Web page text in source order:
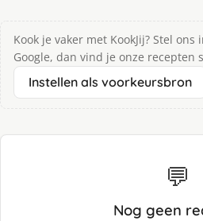
Kook je vaker met KookJij? Stel
Google, dan vind je onze recepten
Instellen als voorkeursbron
💬
Nog geen